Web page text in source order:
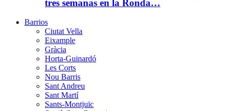
tres semanas en la Ronda…
Barrios
Ciutat Vella
Eixample
Gràcia
Horta-Guinardó
Les Corts
Nou Barris
Sant Andreu
Sant Martí
Sants-Montjuïc